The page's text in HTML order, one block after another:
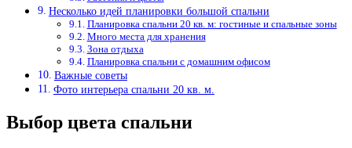
Несколько идей планировки большой спальни
Планировка спальни 20 кв. м: гостиные и спальные зоны
Много места для хранения
Зона отдыха
Планировка спальни с домашним офисом
Важные советы
Фото интерьера спальни 20 кв. м.
Выбор цвета спальни